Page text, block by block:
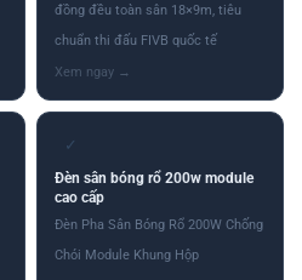
đồng đều toàn sân 18×9m, tiêu
chuẩn thi đấu FIVB quốc tế
✓
Đèn sân bóng rổ 200w module
cao cấp
Đèn Pha Sân Bóng Rổ 200W Chống
Chói Module Khung Hộp